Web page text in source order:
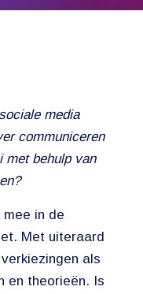
media
communiceren
met behulp van
mee in de
Met uiteraard
als
en theorieën. Is